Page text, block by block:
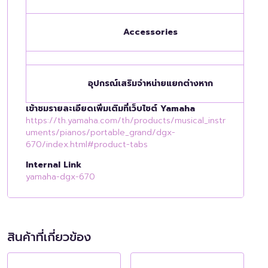
Accessories
อุปกรณ์เสริมจำหน่ายแยกต่างหาก
เข้าชมรายละเอียดเพิ่มเติมที่เว็บไซต์ Yamaha
https://th.yamaha.com/th/products/musical_instr
uments/pianos/portable_grand/dgx-
670/index.html#product-tabs
Internal Link
yamaha-dgx-670
สินค้าที่เกี่ยวข้อง